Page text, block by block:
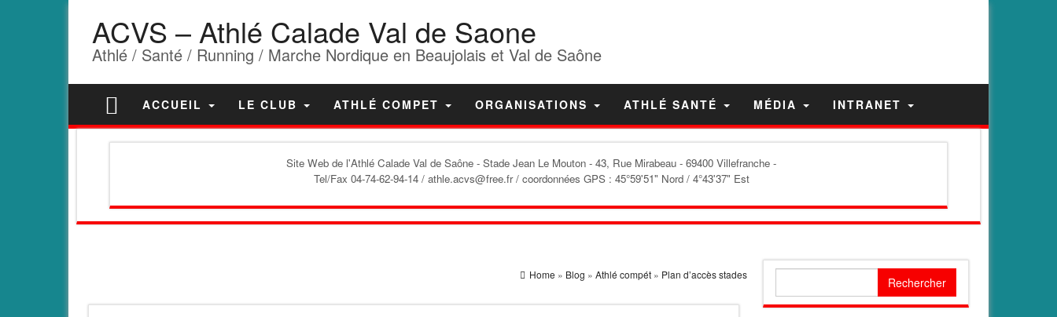
ACVS – Athlé Calade Val de Saone
Athlé / Santé / Running / Marche Nordique en Beaujolais et Val de Saône
ACCUEIL LE CLUB ATHLÉ COMPET ORGANISATIONS ATHLÉ SANTÉ MÉDIA INTRANET
Site Web de l'Athlé Calade Val de Saône - Stade Jean Le Mouton - 43, Rue Mirabeau - 69400 Villefranche -
Tel/Fax 04-74-62-94-14 / athle.acvs@free.fr / coordonnées GPS : 45°59'51" Nord / 4°43'37" Est
Home » Blog » Athlé compét» Plan d’accès stades